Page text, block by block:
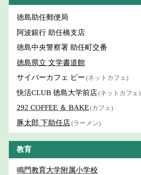
徳島助任郵便局
阿波銀行 助任橋支店
徳島中央警察署 助任町交番
徳島県立 文学書道館
サイバーカフェ ビー (ネットカフェ)
快活CLUB 徳島大学前店(ネットカフェ)
292 COFFEE ＆ BAKE(カフェ)
豚太郎 下助任店(ラーメン)
教育
鳴門教育大学附属小学校